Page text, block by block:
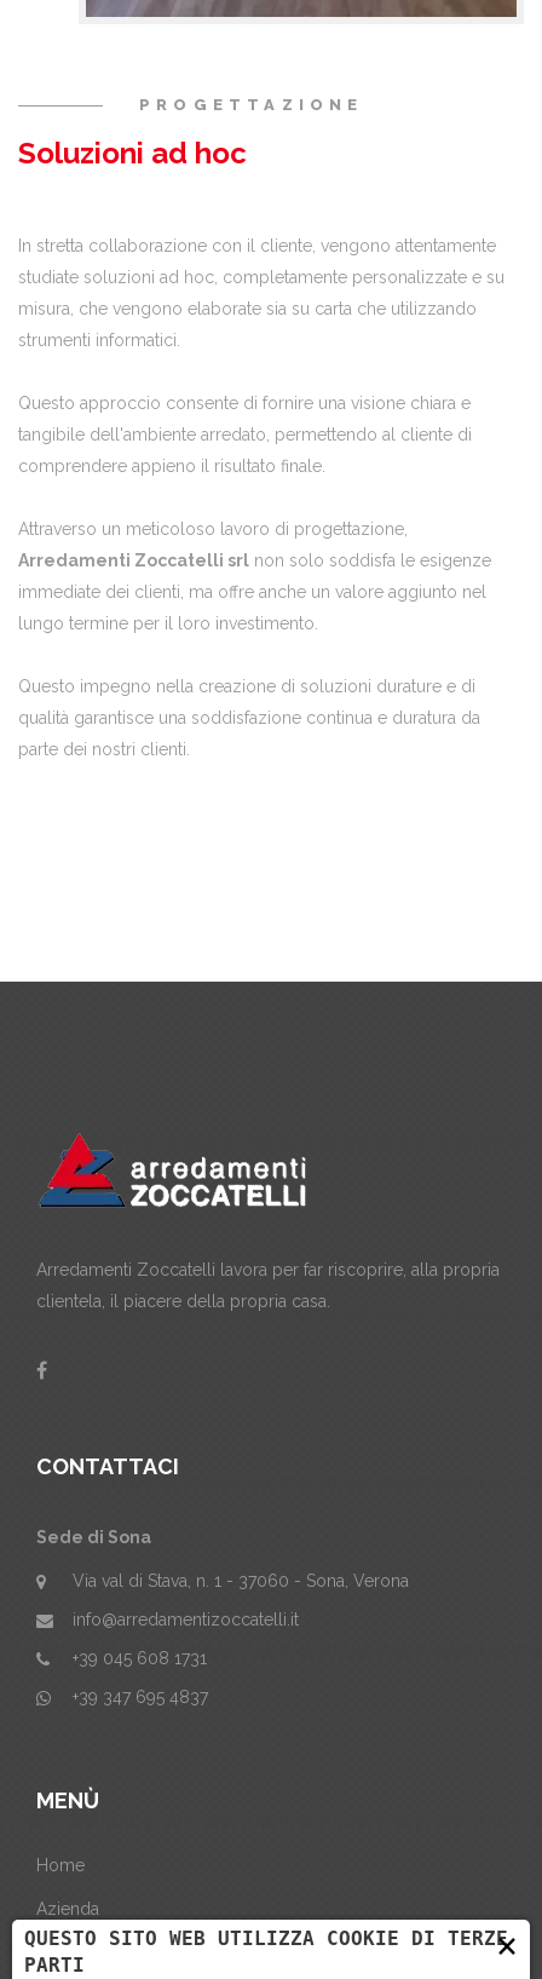
PROGETTAZIONE
Soluzioni ad hoc
In stretta collaborazione con il cliente, vengono attentamente
studiate soluzioni ad hoc, completamente personalizzate e su
misura, che vengono elaborate sia su carta che utilizzando
strumenti informatici.
Questo approccio consente di fornire una visione chiara e
tangibile dell'ambiente arredato, permettendo al cliente di
comprendere appieno il risultato finale.
Attraverso un meticoloso lavoro di progettazione,
Arredamenti Zoccatelli srl non solo soddisfa le esigenze
immediate dei clienti, ma offre anche un valore aggiunto nel
lungo termine per il loro investimento.
Questo impegno nella creazione di soluzioni durature e di
qualità garantisce una soddisfazione continua e duratura da
parte dei nostri clienti.
Arredamenti Zoccatelli lavora per far riscoprire, alla propria
clientela, il piacere della propria casa.
CONTATTACI
Sede di Sona
Via val di Stava, n. 1 - 37060 - Sona, Verona
info@arredamentizoccatelli.it
+39 045 608 1731
+39 347 695 4837
MENÙ
Home
Azienda
Progettazione ×
QUESTO SITO WEB UTILIZZA COOKIE DI TERZE
PARTI